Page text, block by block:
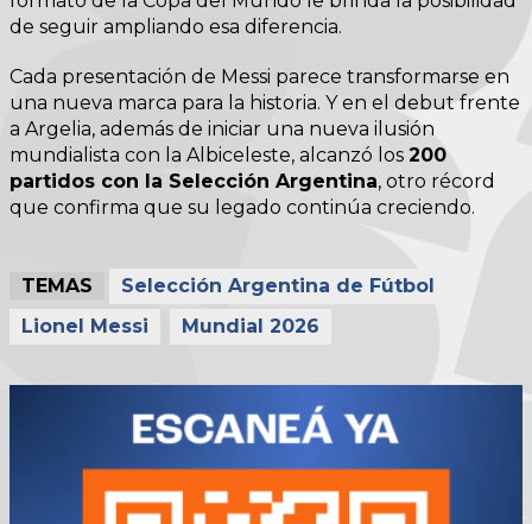
de seguir ampliando esa diferencia.
Cada presentación de Messi parece transformarse en
una nueva marca para la historia. Y en el debut frente
a Argelia, además de iniciar una nueva ilusión
mundialista con la Albiceleste, alcanzó los 200
partidos con la Selección Argentina, otro récord
que confirma que su legado continúa creciendo.
TEMAS
Selección Argentina de Fútbol
Lionel Messi
Mundial 2026